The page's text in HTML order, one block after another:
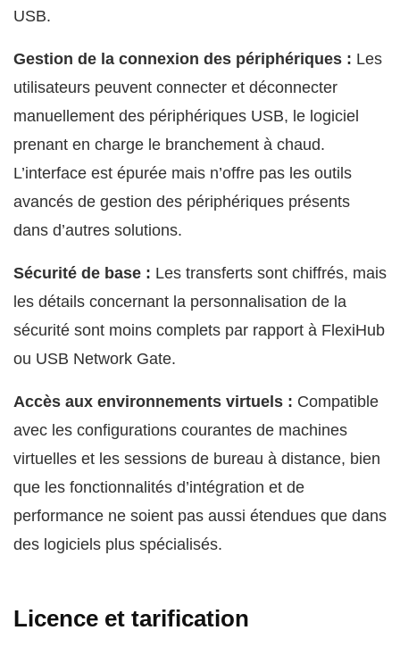
USB.
Gestion de la connexion des périphériques : Les
utilisateurs peuvent connecter et déconnecter
manuellement des périphériques USB, le logiciel
prenant en charge le branchement à chaud.
L’interface est épurée mais n’offre pas les outils
avancés de gestion des périphériques présents
dans d’autres solutions.
Sécurité de base : Les transferts sont chiffrés, mais
les détails concernant la personnalisation de la
sécurité sont moins complets par rapport à FlexiHub
ou USB Network Gate.
Accès aux environnements virtuels : Compatible
avec les configurations courantes de machines
virtuelles et les sessions de bureau à distance, bien
que les fonctionnalités d’intégration et de
performance ne soient pas aussi étendues que dans
des logiciels plus spécialisés.
Licence et tarification